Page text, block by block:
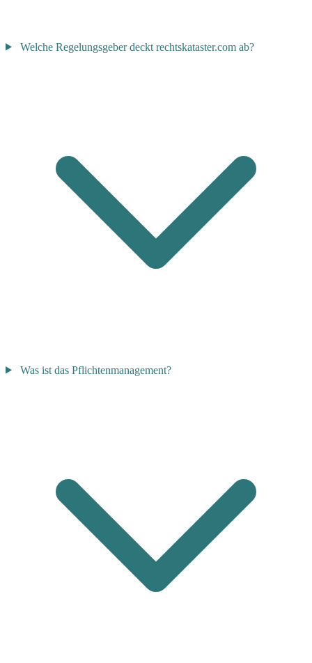
Welche Regelungsgeber deckt rechtskataster.com ab?
Was ist das Pflichtenmanagement?